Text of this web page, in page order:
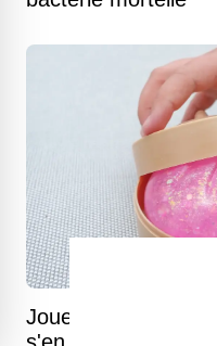
Jouets "squishy